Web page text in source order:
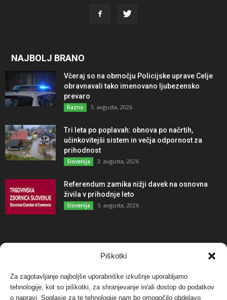
Piškotki
Za zagotavljanje najboljše uporabniške izkušnje uporabljamo
tehnologije, kot so piškotki, za shranjevanje in/ali dostop do podatkov
o napravi. Soglasje za te tehnologije nam bo omogočilo obdelavo
NAJBOLJ BRANO
Včeraj so na območju Policijske uprave Celje
obravnavali tako imenovano ljubezensko
prevaro
Razno 3. avgusta, 2026
Tri leta po poplavah: obnova po načrtih,
učinkovitejši sistem in večja odpornost za
prihodnost
Slovenija 3. avgusta, 2026
Referendum zamika nižji davek na osnovna
živila v prihodnje leto
Slovenija 5. avgusta, 2026
NAJBOLJ KOMENTIRANO
Protest proti vetrnim elektrarnam na Ojstrici, v
svetu pa vedno bolj...
Dogodki 12. maja, 2017